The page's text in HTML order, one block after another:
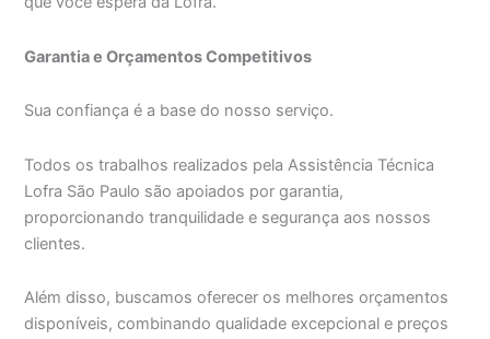
Garantia e Orçamentos Competitivos
Sua confiança é a base do nosso serviço.
Todos os trabalhos realizados pela Assistência Técnica
Lofra São Paulo são apoiados por garantia,
proporcionando tranquilidade e segurança aos nossos
clientes.
Além disso, buscamos oferecer os melhores orçamentos
disponíveis, combinando qualidade excepcional e preços